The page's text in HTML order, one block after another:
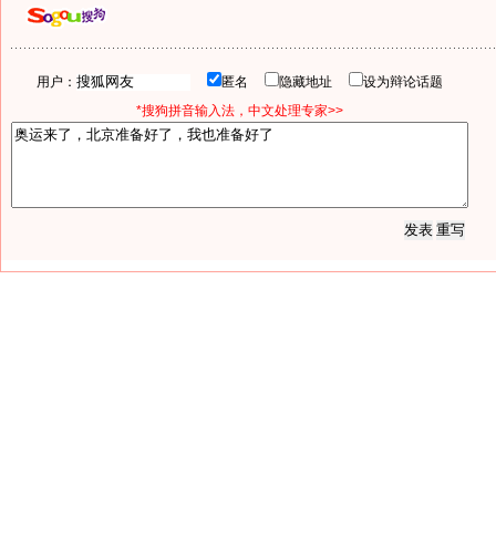
用户： 匿名 隐藏地址
设为辩论话题
*搜狗拼音输入法，中文处理专家>>